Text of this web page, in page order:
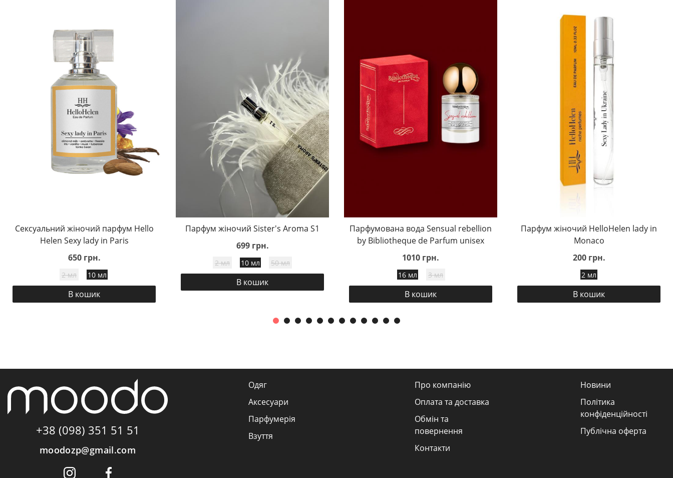
Сексуальний жіночий парфум Hello
Helen Sexy lady in Paris
650 грн.
2 мл 10 мл
В кошик
Парфум жіночий Sister's Aroma S1
699 грн.
2 мл 10 мл 50 мл
В кошик
Парфумована вода Sensual rebellion
by Bibliotheque de Parfum unisex
1010 грн.
16 мл 3 мл
В кошик
Парфум жіночий HelloHelen lady in
Monaco
200 грн.
2 мл
В кошик
+38 (098) 351 51 51
moodozp@gmail.com
Одяг
Аксесуари
Парфумерія
Взуття
Про компанію
Оплата та доставка
Обмін та
повернення
Контакти
Новини
Політика
конфіденційності
Публічна оферта